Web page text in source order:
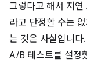
그렇다고 해서 지연
라고 단정할 수는
는 것은 사실입니
A/B 테스트를 설정